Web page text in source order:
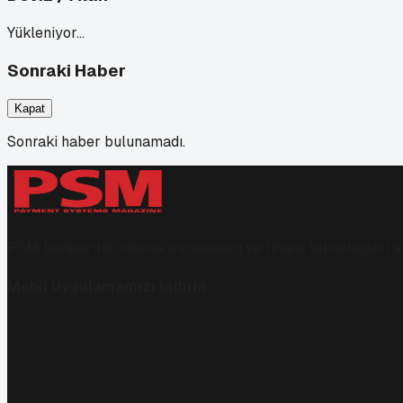
Yükleniyor…
Sonraki Haber
Kapat
Sonraki haber bulunamadı.